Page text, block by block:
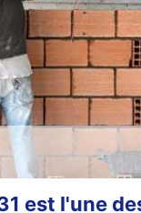
est l'une